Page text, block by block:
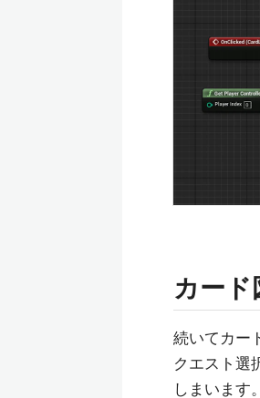
カード
続いてカー
クエスト選
しまいます。